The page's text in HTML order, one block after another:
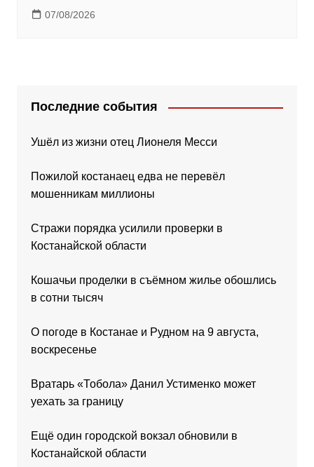
07/08/2026
Последние события
Ушёл из жизни отец Лионеля Месси
Пожилой костанаец едва не перевёл
мошенникам миллионы
Стражи порядка усилили проверки в
Костанайской области
Кошачьи проделки в съёмном жилье обошлись
в сотни тысяч
О погоде в Костанае и Рудном на 9 августа,
воскресенье
Вратарь «Тобола» Данил Устименко может
уехать за границу
Ещё один городской вокзал обновили в
Костанайской области